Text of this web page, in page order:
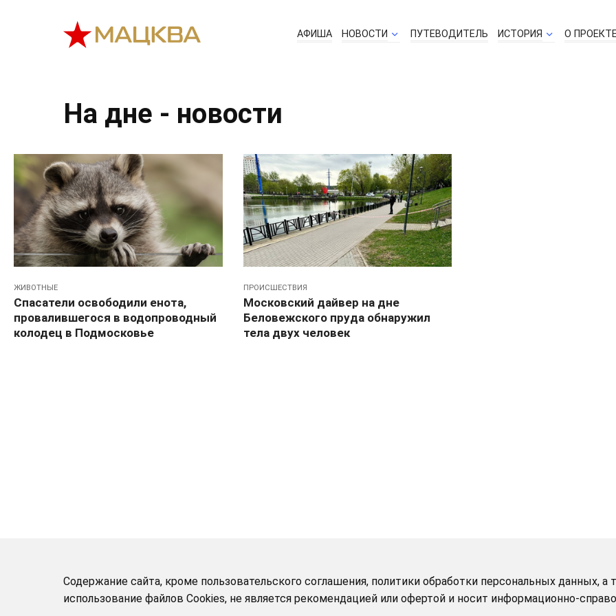
АФИША НОВОСТИ ПУТЕВОДИТЕЛЬ ИСТОРИЯ О
На дне - новости
ЖИВОТНЫЕ
Спасатели освободили енота,
провалившегося в водопроводный
колодец в Подмосковье
ПРОИСШЕСТВИЯ
Московский дайвер на дне
Беловежского пруда обнаружил
тела двух человек
Содержание сайта, кроме пользовательского соглашения, политики обработки персональных данных, а
использование файлов Cookies, не является рекомендацией или офертой и носит информационно-